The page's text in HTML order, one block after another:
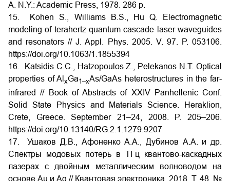
A. N.Y.: Academic Press, 1978. 286 p.
15. Kohen S., Williams B.S., Hu Q. Electromagnetic
modeling of terahertz quantum cascade laser waveguides
and resonators // J. Appl. Phys. 2005. V. 97. P. 053106.
https://doi.org/10.1063/1.1855394
16. Katsidis C.C., Hatzopoulos Z., Pelekanos N.T. Optical
properties of AlxGa1–xAs/GaAs heterostructures in the far-
infrared // Book of Abstracts of XXIV Panhellenic Conf.
Solid State Physics and Materials Science. Heraklion,
Crete, Greece. September 21–24, 2008. P. 205–206.
https://doi.org/10.13140/RG.2.1.1279.9207
17. Ушаков Д.В., Афоненко А.А., Дубинов А.А. и др.
Спектры модовых потерь в ТГц квантово-каскадных
лазерах с двойным металлическим волноводом на
основе Au и Ag // Квантовая электроника. 2018. Т. 48. №